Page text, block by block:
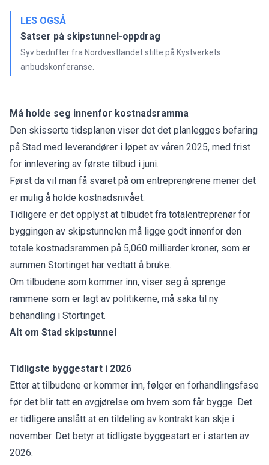
LES OGSÅ
Satser på skipstunnel-oppdrag
Syv bedrifter fra Nordvestlandet stilte på Kystverkets
anbudskonferanse.
Må holde seg innenfor kostnadsramma
Den skisserte tidsplanen viser det det planlegges befaring
på Stad med leverandører i løpet av våren 2025, med frist
for innlevering av første tilbud i juni.
Først da vil man få svaret på om entreprenørene mener det
er mulig å holde kostnadsnivået.
Tidligere er det opplyst at tilbudet fra totalentreprenør for
byggingen av skipstunnelen må ligge godt innenfor den
totale kostnadsrammen på 5,060 milliarder kroner, som er
summen Stortinget har vedtatt å bruke.
Om tilbudene som kommer inn, viser seg å sprenge
rammene som er lagt av politikerne, må saka til ny
behandling i Stortinget.
Alt om Stad skipstunnel
Tidligste byggestart i 2026
Etter at tilbudene er kommer inn, følger en forhandlingsfase
før det blir tatt en avgjørelse om hvem som får bygge. Det
er tidligere anslått at en tildeling av kontrakt kan skje i
november. Det betyr at tidligste byggestart er i starten av
2026.